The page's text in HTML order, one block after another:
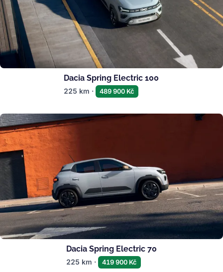
Dacia Spring Electric 100
225 km · 489 900 Kč
Dacia Spring Electric 70
225 km · 419 900 Kč